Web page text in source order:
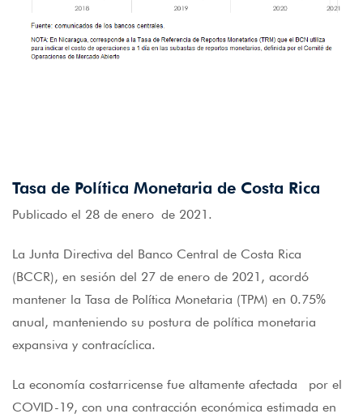
Tasa de Política Monetaria de Costa Rica
Publicado el 28 de enero de 2021.
La Junta Directiva del Banco Central de Costa Rica
(BCCR), en sesión del 27 de enero de 2021, acordó
mantener la Tasa de Política Monetaria (TPM) en 0.75%
anual, manteniendo su postura de política monetaria
expansiva y contracíclica.
La economía costarricense fue altamente afectada por el
COVID-19, con una contracción económica estimada en